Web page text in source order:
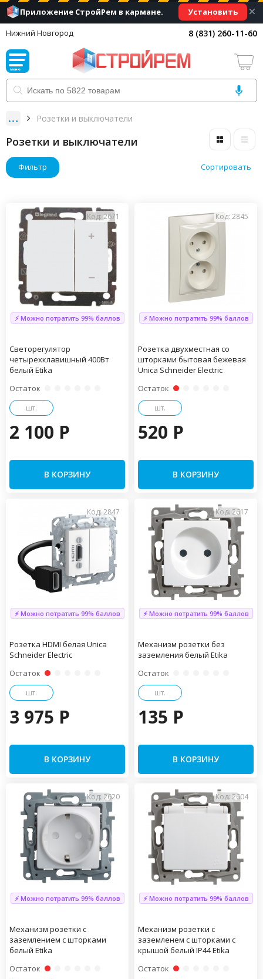
Приложение СтройРем в кармане. Установить ×
Нижний Новгород 8 (831) 260-11-60
Розетки и выключатели
Розетки и выключатели
Фильтр Сортировать
Код: 2671
⚡ Можно потратить 99% баллов
Светорегулятор
четырехклавишный 400Вт
белый Etika
Остаток
шт.
2 100 P
В КОРЗИНУ
Код: 2845
⚡ Можно потратить 99% баллов
Розетка двухместная со
шторками бытовая бежевая
Unica Schneider Electric
Остаток
шт.
520 P
В КОРЗИНУ
Код: 2847
⚡ Можно потратить 99% баллов
Розетка HDMI белая Unica
Schneider Electric
Остаток
шт.
3 975 P
В КОРЗИНУ
Код: 2617
⚡ Можно потратить 99% баллов
Механизм розетки без
заземления белый Etika
Остаток
шт.
135 P
В КОРЗИНУ
Код: 2620
⚡ Можно потратить 99% баллов
Механизм розетки с
заземлением с шторками
белый Etika
Остаток
Код: 2604
⚡ Можно потратить 99% баллов
Механизм розетки с
заземленем с шторками с
крышой белый IP44 Etika
Остаток